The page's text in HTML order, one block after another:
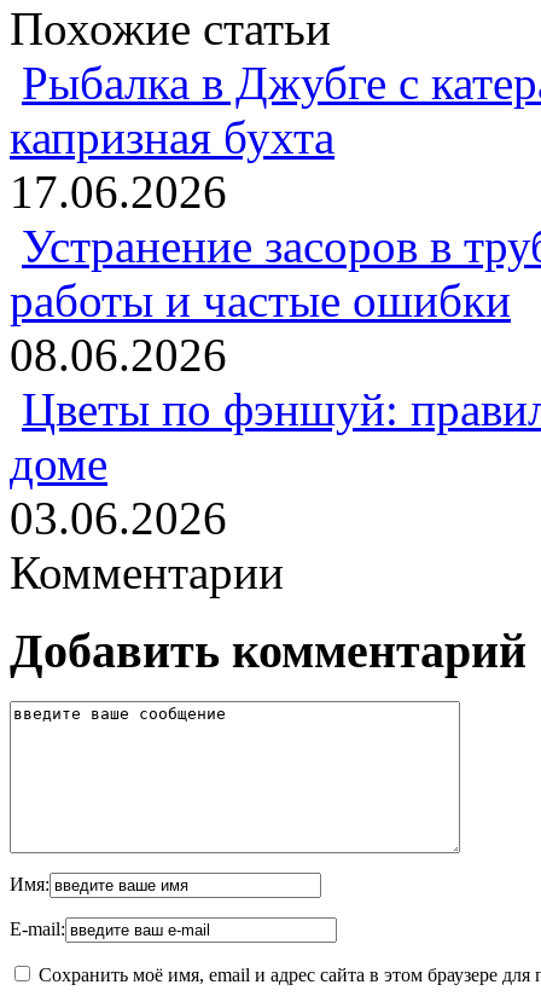
Похожие статьи
Рыбалка в Джубге с
капризная бухта
17.06.2026
Устранение засоров в
работы и частые ошибки
08.06.2026
Цветы по фэншуй:
доме
03.06.2026
Комментарии
Добавить комментарий
Имя:
E-mail:
Сохранить моё имя, email и адрес сайта в этом браузере